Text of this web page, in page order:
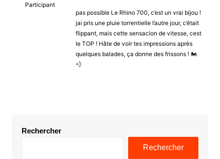
Participant
pas possible Le Rhino 700, c’est un vrai bijou !
jai pris une pluie torrentielle l’autre jour, c’était
flippant, mais cette sensacion de vitesse, cest
le TOP ! Hâte de voir tes impressions après
quelques balades, ça donne des frissons ! 🏍️
💨
Rechercher
Rechercher